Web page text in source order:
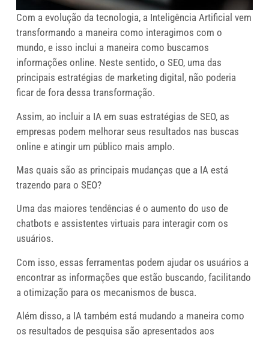
Com a evolução da tecnologia, a Inteligência Artificial vem
transformando a maneira como interagimos com o
mundo, e isso inclui a maneira como buscamos
informações online. Neste sentido, o SEO, uma das
principais estratégias de marketing digital, não poderia
ficar de fora dessa transformação.
Assim, ao incluir a IA em suas estratégias de SEO, as
empresas podem melhorar seus resultados nas buscas
online e atingir um público mais amplo.
Mas quais são as principais mudanças que a IA está
trazendo para o SEO?
Uma das maiores tendências é o aumento do uso de
chatbots e assistentes virtuais para interagir com os
usuários.
Com isso, essas ferramentas podem ajudar os usuários a
encontrar as informações que estão buscando, facilitando
a otimização para os mecanismos de busca.
Além disso, a IA também está mudando a maneira como
os resultados de pesquisa são apresentados aos